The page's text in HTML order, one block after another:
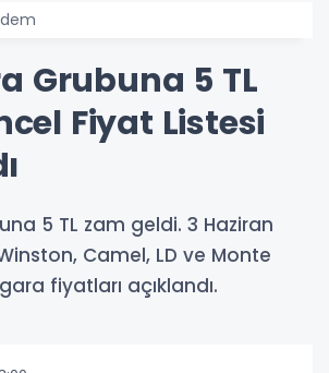
Grubuna 5 TL
Fiyat Listesi
5 TL zam geldi. 3 Haziran
Camel, LD ve Monte
fiyatları açıklandı.